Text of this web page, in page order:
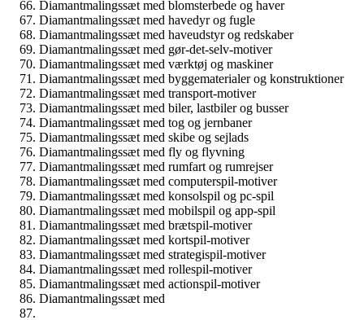
Diamantmalingssæt med blomsterbede og haver
Diamantmalingssæt med havedyr og fugle
Diamantmalingssæt med haveudstyr og redskaber
Diamantmalingssæt med gør-det-selv-motiver
Diamantmalingssæt med værktøj og maskiner
Diamantmalingssæt med byggematerialer og konstruktioner
Diamantmalingssæt med transport-motiver
Diamantmalingssæt med biler, lastbiler og busser
Diamantmalingssæt med tog og jernbaner
Diamantmalingssæt med skibe og sejlads
Diamantmalingssæt med fly og flyvning
Diamantmalingssæt med rumfart og rumrejser
Diamantmalingssæt med computerspil-motiver
Diamantmalingssæt med konsolspil og pc-spil
Diamantmalingssæt med mobilspil og app-spil
Diamantmalingssæt med brætspil-motiver
Diamantmalingssæt med kortspil-motiver
Diamantmalingssæt med strategispil-motiver
Diamantmalingssæt med rollespil-motiver
Diamantmalingssæt med actionspil-motiver
Diamantmalingssæt med